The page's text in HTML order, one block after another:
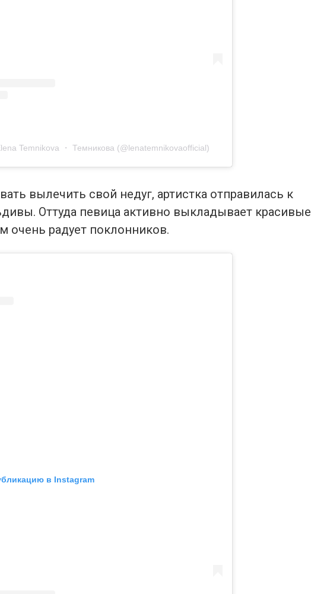
Temnikova ・ Темникова (@lenatemnikovaofficial)
вылечить свой недуг, артистка отправилась к
Оттуда певица активно выкладывает красивые
очень радует поклонников.
в Instagram